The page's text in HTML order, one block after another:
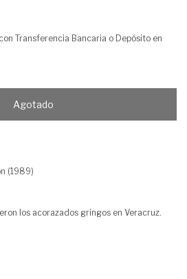
Transferencia Bancaria o Depósito en
(1989)
los acorazados gringos en Veracruz.